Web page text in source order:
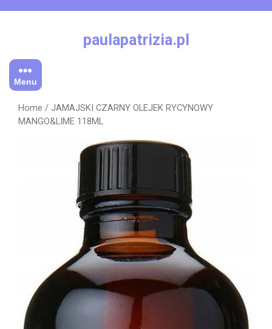
paulapatrizia.pl
Menu
Home / JAMAJSKI CZARNY OLEJEK RYCYNOWY
MANGO&LIME 118ML